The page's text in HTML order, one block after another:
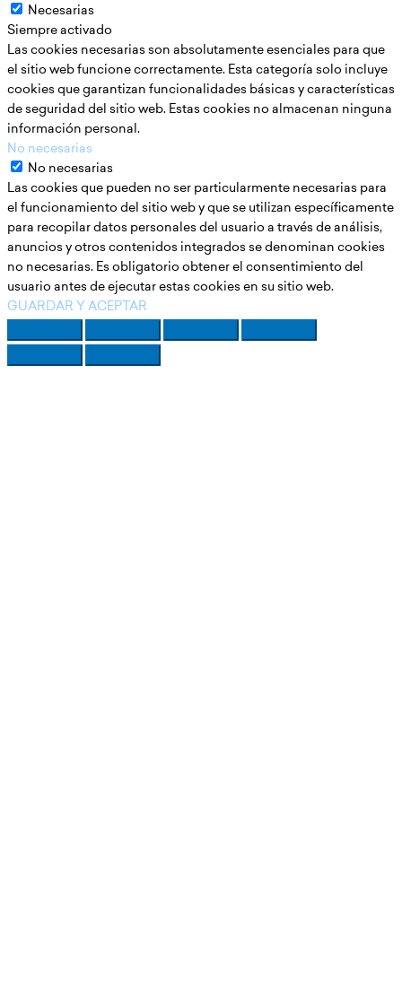
Necesarias
Siempre activado
Las cookies necesarias son absolutamente esenciales para que
el sitio web funcione correctamente. Esta categoría solo incluye
cookies que garantizan funcionalidades básicas y características
de seguridad del sitio web. Estas cookies no almacenan ninguna
información personal.
No necesarias
No necesarias
Las cookies que pueden no ser particularmente necesarias para
el funcionamiento del sitio web y que se utilizan específicamente
para recopilar datos personales del usuario a través de análisis,
anuncios y otros contenidos integrados se denominan cookies
no necesarias. Es obligatorio obtener el consentimiento del
usuario antes de ejecutar estas cookies en su sitio web.
GUARDAR Y ACEPTAR